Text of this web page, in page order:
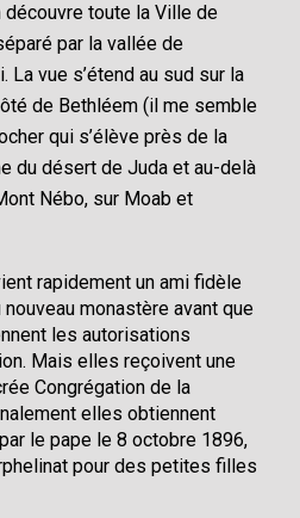
découvre toute la Ville de
par la vallée de
La vue s’étend au sud sur la
de Bethléem (il me semble
qui s’élève près de la
du désert de Juda et au-delà
Nébo, sur Moab et
rapidement un ami fidèle
monastère avant que
les autorisations
Mais elles reçoivent une
Congrégation de la
elles obtiennent
le pape le 8 octobre 1896,
pour des petites filles